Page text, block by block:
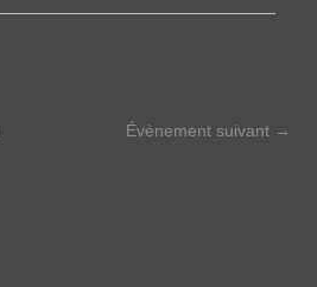
Évènement suivant →